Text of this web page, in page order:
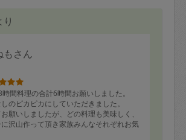
もさん
間料理の合計6時間お願いしました。
のピカピカにしていただきました。
願いしましたが、どの料理も美味しく、
沢山作って頂き家族みんなそれぞれお気
けてパクパク食べていました！